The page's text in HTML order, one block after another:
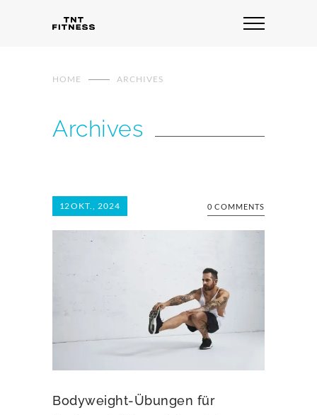
HOME ARCHIVES
Archives
12OKT., 2024 0 COMMENTS
Bodyweight-Übungen für